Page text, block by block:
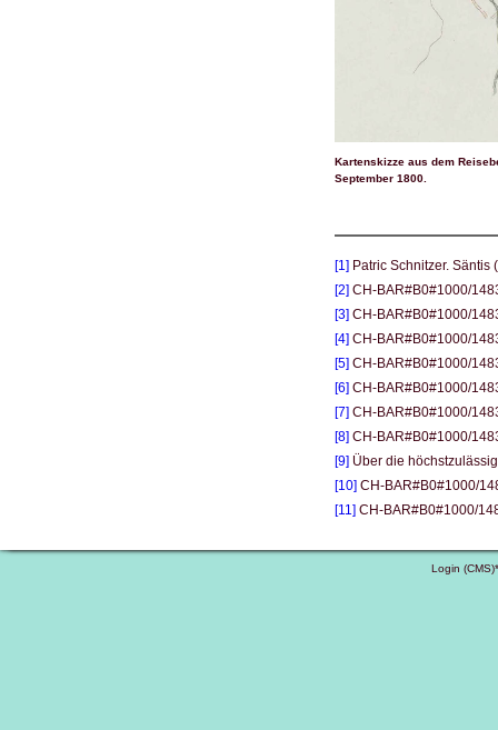
Kartenskizze aus dem
September 1800.
[1]Patric Schnitzer. Säntis
[2]CH-BAR#B0#1000/
[3]CH-BAR#B0#1000/
[4]CH-BAR#B0#1000/
[5]CH-BAR#B0#1000/
[6]CH-BAR#B0#1000/
[7]CH-BAR#B0#1000/
[8]CH-BAR#B0#1000/
[9]Über die
[10]CH-BAR#B0#1000/
[11]CH-BAR#B0#1000/
Login (CMS)*